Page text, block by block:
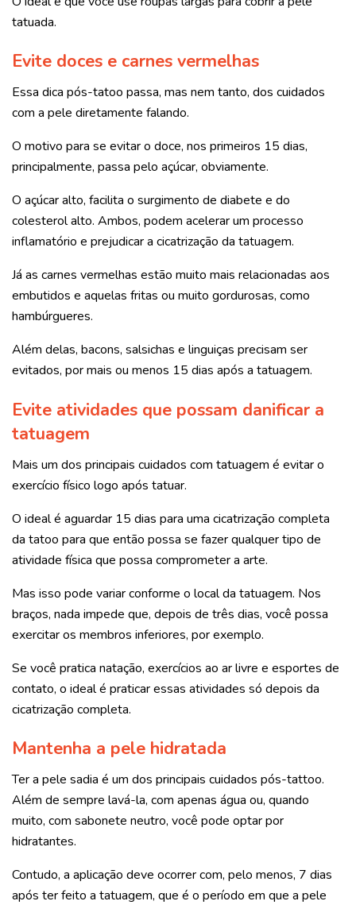
tatuada.
Evite doces e carnes vermelhas
Essa dica pós-tatoo passa, mas nem tanto, dos cuidados
com a pele diretamente falando.
O motivo para se evitar o doce, nos primeiros 15 dias,
principalmente, passa pelo açúcar, obviamente.
O açúcar alto, facilita o surgimento de diabete e do
colesterol alto. Ambos, podem acelerar um processo
inflamatório e prejudicar a cicatrização da tatuagem.
Já as carnes vermelhas estão muito mais relacionadas aos
embutidos e aquelas fritas ou muito gordurosas, como
hambúrgueres.
Além delas, bacons, salsichas e linguiças precisam ser
evitados, por mais ou menos 15 dias após a tatuagem.
Evite atividades que possam danificar a
tatuagem
Mais um dos principais cuidados com tatuagem é evitar o
exercício físico logo após tatuar.
O ideal é aguardar 15 dias para uma cicatrização completa
da tatoo para que então possa se fazer qualquer tipo de
atividade física que possa comprometer a arte.
Mas isso pode variar conforme o local da tatuagem. Nos
braços, nada impede que, depois de três dias, você possa
exercitar os membros inferiores, por exemplo.
Se você pratica natação, exercícios ao ar livre e esportes de
contato, o ideal é praticar essas atividades só depois da
cicatrização completa.
Mantenha a pele hidratada
Ter a pele sadia é um dos principais cuidados pós-tattoo.
Além de sempre lavá-la, com apenas água ou, quando
muito, com sabonete neutro, você pode optar por
hidratantes.
Contudo, a aplicação deve ocorrer com, pelo menos, 7 dias
após ter feito a tatuagem, que é o período em que a pele